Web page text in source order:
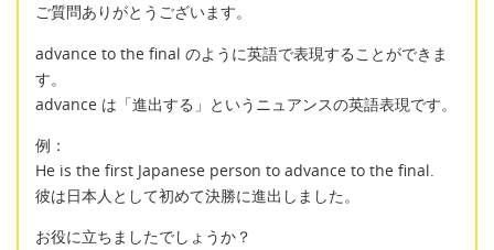
ご質問ありがとうございます。
advance to the final のように英語で表現することができま
す。
advance は「進出する」というニュアンスの英語表現です。
例：
He is the first Japanese person to advance to the final.
彼は日本人として初めて決勝に進出しました。
お役に立ちましたでしょうか？